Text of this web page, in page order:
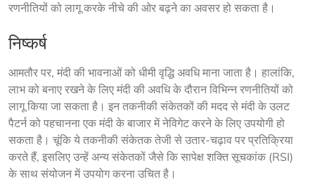
रणनीतियों को लागू करके नीचे की ओर बढ़ने का अवसर हो सकता है।
निष्कर्ष
आमतौर पर, मंदी की भावनाओं को धीमी वृद्धि अवधि माना जाता है। हालांकि,
लाभ को बनाए रखने के लिए मंदी की अवधि के दौरान विभिन्न रणनीतियों को
लागू किया जा सकता है। इन तकनीकी संकेतकों की मदद से मंदी के उलट
पैटर्न को पहचानना एक मंदी के बाजार में नेविगेट करने के लिए उपयोगी हो
सकता है। चूंकि ये तकनीकी संकेतक तेजी से उतार-चढ़ाव पर प्रतिक्रिया
करते हैं, इसलिए उन्हें अन्य संकेतकों जैसे कि सापेक्ष शक्ति सूचकांक (RSI)
के साथ संयोजन में उपयोग करना उचित है।